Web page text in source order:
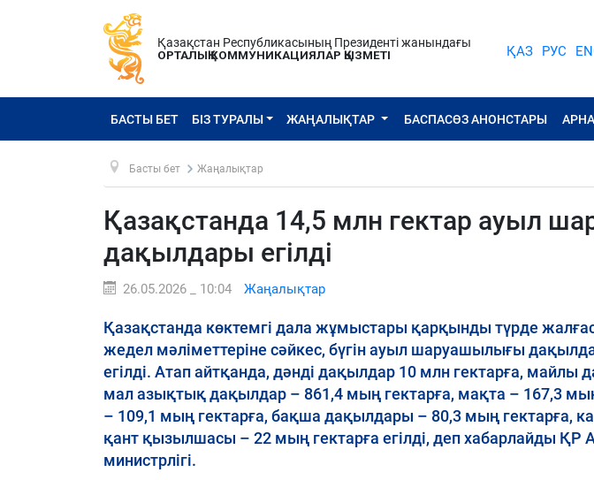
Қазақстан Республикасының Президенті жанындағы
ОРТАЛЫҚ КОММУНИКАЦИЯЛАР ҚЫЗМЕТІ
ҚАЗ РУС
БАСТЫ БЕТ БІЗ ТУРАЛЫ ЖАҢАЛЫҚТАР БАСПАСӨЗ АНОНСТАРЫ
Басты бет Жаңалықтар
Қазақстанда 14,5 млн гектар ауыл
дақылдары егілді
26.05.2026 _ 10:04 Жаңалықтар
Қазақстанда көктемгі дала жұмыстары қарқынды түрде
жедел мәліметтеріне сәйкес, бүгін ауыл шаруашылығы
егілді. Атап айтқанда, дәнді дақылдар 10 млн гектарға, майлы
мал азықтық дақылдар – 861,4 мың гектарға, мақта – 167,3
– 109,1 мың гектарға, бақша дақылдары – 80,3 мың гектарға,
қант қызылшасы – 22 мың гектарға егілді, деп хабарлайды
министрлігі.